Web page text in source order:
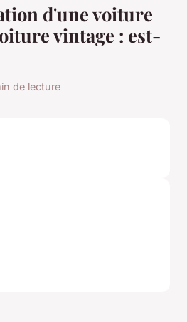
d'une voiture
vintage : est-
de lecture